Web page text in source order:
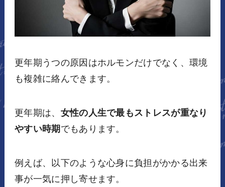
更年期うつの原因はホルモンだけでなく、環境
も複雑に絡んできます。
更年期は、 女性の人生で最もストレスが重なり
やすい時期 でもあります。
例えば、以下のような心身に負担がかかる出来
事が一気に押し寄せます。